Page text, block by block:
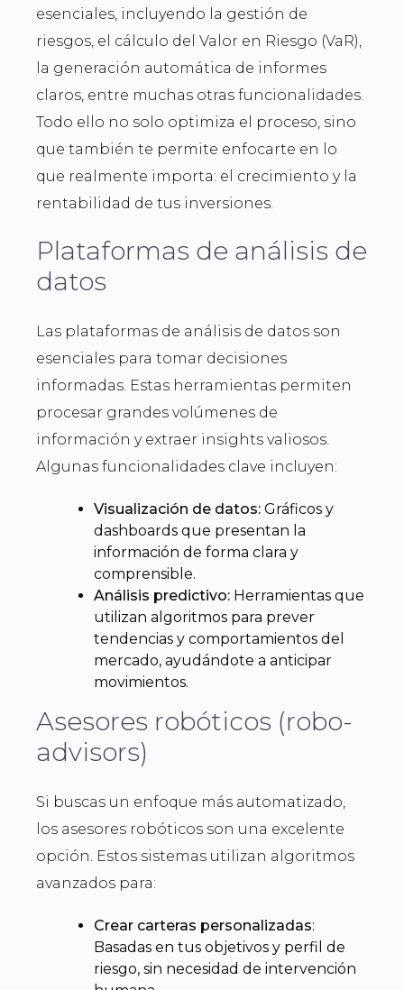
esenciales, incluyendo la gestión de
riesgos, el cálculo del Valor en Riesgo (VaR),
la generación automática de informes
claros, entre muchas otras funcionalidades.
Todo ello no solo optimiza el proceso, sino
que también te permite enfocarte en lo
que realmente importa: el crecimiento y la
rentabilidad de tus inversiones.
Plataformas de análisis de
datos
Las plataformas de análisis de datos son
esenciales para tomar decisiones
informadas. Estas herramientas permiten
procesar grandes volúmenes de
información y extraer insights valiosos.
Algunas funcionalidades clave incluyen:
Visualización de datos: Gráficos y
dashboards que presentan la
información de forma clara y
comprensible.
Análisis predictivo: Herramientas que
utilizan algoritmos para prever
tendencias y comportamientos del
mercado, ayudándote a anticipar
movimientos.
Asesores robóticos (robo-
advisors)
Si buscas un enfoque más automatizado,
los asesores robóticos son una excelente
opción. Estos sistemas utilizan algoritmos
avanzados para:
Crear carteras personalizadas:
Basadas en tus objetivos y perfil de
riesgo, sin necesidad de intervención